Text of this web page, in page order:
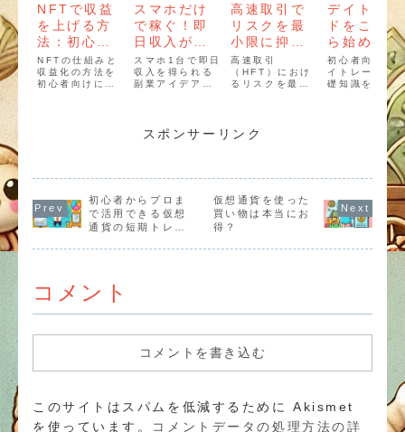
NFTで収益
を上げる方
法：初心者
向けガイド
NFTの仕組みと
収益化の方法を
初心者向けに徹
スマホだけ
で稼ぐ！即
日収入が可
能な副業の
手順
スマホ1台で即日
収入を得られる
副業アイデアを
プリ、SNS運用
代行など、初心
説します。
高速取引で
リスクを最
小限に抑え
る方法
高速取引
（HFT）におけ
るリスクを最小
場リスク、テク
ノロジーリス
策と成功事例を
デイトレー
ドをこれか
ら始める人
のための基
礎知識
初心者向けに
イトレードの
礎知識をわか
やすく解説。
スクを抑えつ
成功するため
基本ルールと
テップをご紹
します。これ
らデイトレー
を始める方に
見のガイドで
す！
スポンサーリンク
初心者からプロま
で活用できる仮想
通貨の短期トレー
仮想通貨を使った
買い物は本当にお
得？
コメント
コメントを書き込む
このサイトはスパムを低減するために Akismet
を使っています。 コメントデータの処理方法の詳